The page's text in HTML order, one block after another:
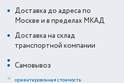
Доставка до адреса по
Москве и в пределах МКАД
Доставка на склад
транспортной компании
Самовывоз
* ориентировочная стоимость